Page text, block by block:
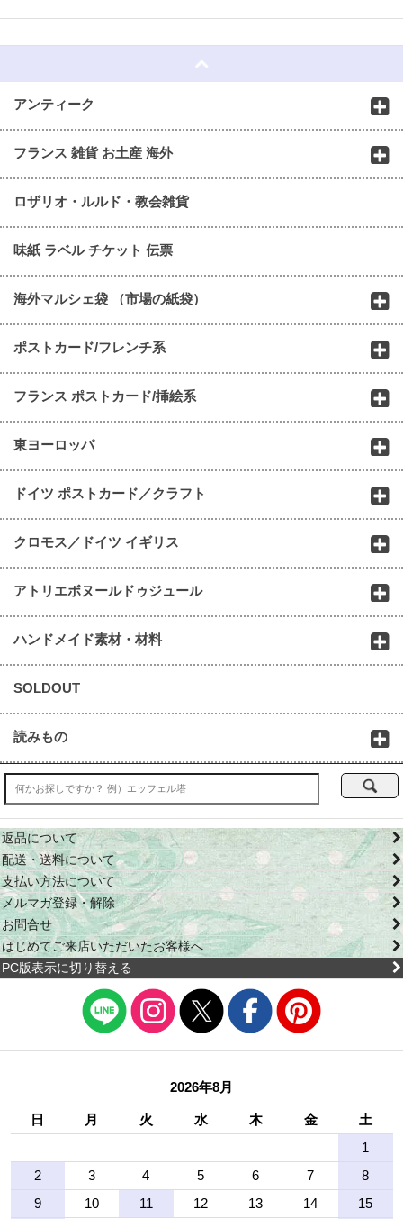
アンティーク
フランス 雑貨 お土産 海外
ロザリオ・ルルド・教会雑貨
味紙 ラベル チケット 伝票
海外マルシェ袋 （市場の紙袋）
ポストカード/フレンチ系
フランス ポストカード/挿絵系
東ヨーロッパ
ドイツ ポストカード／クラフト
クロモス／ドイツ イギリス
アトリエボヌールドゥジュール
ハンドメイド素材・材料
SOLDOUT
読みもの
返品について
配送・送料について
支払い方法について
メルマガ登録・解除
お問合せ
はじめてご来店いただいたお客様へ
PC版表示に切り替える
2026年8月
日 月 火 水 木 金
土
1
2
3 4 5 6 7
8
9
10 11 12 13 14
15